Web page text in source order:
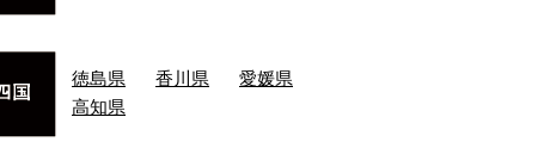
徳島県 香川県
愛媛県
高知県